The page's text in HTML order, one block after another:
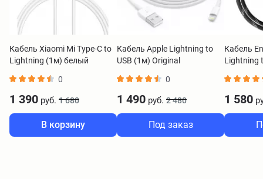
Кабель Xiaomi Mi Type-C to
Lightning (1м) белый
0
1 390 руб. 1 680
В корзину
Кабель Apple Lightning to
USB (1м) Original
0
1 490 руб. 2 480
Под заказ
Кабель
Lightning
1 580